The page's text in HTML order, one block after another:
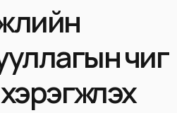
чиг